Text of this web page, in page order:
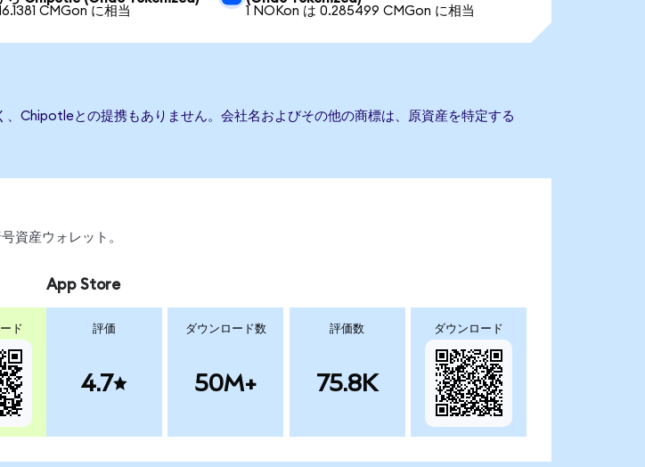
CMGon に相当
1 NOKon は 0.285499 CMGon に相当
Chipotleとの提携もありません。会社名およびその他の商標は、原資産を特定する
資産ウォレット。
ド
App Store
評価
4.7
ダウンロード数
50M+
評価数
75.8K
ダウンロード